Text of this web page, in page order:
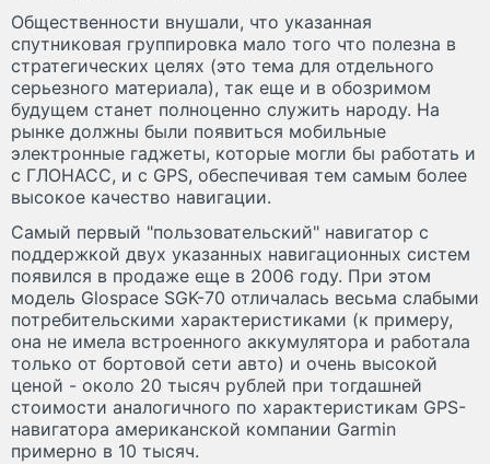
Общественности внушали, что указанная
спутниковая группировка мало того что полезна в
стратегических целях (это тема для отдельного
серьезного материала), так еще и в обозримом
будущем станет полноценно служить народу. На
рынке должны были появиться мобильные
электронные гаджеты, которые могли бы работать и
с ГЛОНАСС, и с GPS, обеспечивая тем самым более
высокое качество навигации.
Самый первый "пользовательский" навигатор с
поддержкой двух указанных навигационных систем
появился в продаже еще в 2006 году. При этом
модель Glospace SGK-70 отличалась весьма слабыми
потребительскими характеристиками (к примеру,
она не имела встроенного аккумулятора и работала
только от бортовой сети авто) и очень высокой
ценой - около 20 тысяч рублей при тогдашней
стоимости аналогичного по характеристикам GPS-
навигатора американской компании Garmin
примерно в 10 тысяч.